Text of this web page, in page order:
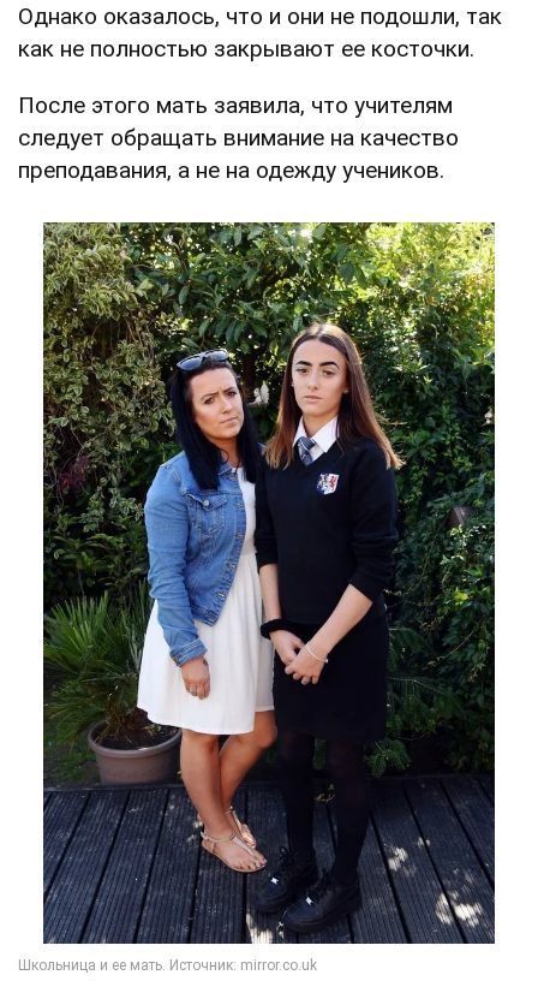
Однако оказалось, что и они не подошли, так
как не полностью закрывают ее косточки.
После этого мать заявила, что учителям
следует обращать внимание на качество
преподавания, а не на одежду учеников.